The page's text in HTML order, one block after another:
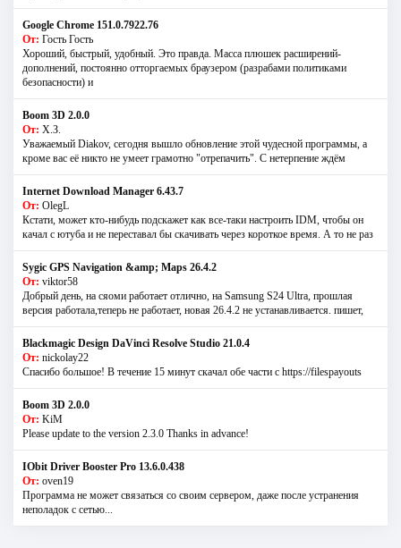
Google Chrome 151.0.7922.76
От: Гость Гость
Хороший, быстрый, удобный. Это правда. Масса плюшек расширений-
дополнений, постоянно отторгаемых браузером (разрабами политиками
безопасности) и
Boom 3D 2.0.0
От: Х.З.
Уважаемый Diakov, сегодня вышло обновление этой чудесной программы, а
кроме вас её никто не умеет грамотно "отрепачить". С нетерпение ждём
Internet Download Manager 6.43.7
От: OlegL
Кстати, может кто-нибудь подскажет как все-таки настроить IDM, чтобы он
качал с ютуба и не переставал бы скачивать через короткое время. А то не раз
Sygic GPS Navigation &amp; Maps 26.4.2
От: viktor58
Добрый день, на сяоми работает отлично, на Samsung S24 Ultra, прошлая
версия работала,теперь не работает, новая 26.4.2 не устанавливается. пишет,
Blackmagic Design DaVinci Resolve Studio 21.0.4
От: nickolay22
Спасибо большое! В течение 15 минут скачал обе части с https://filespayouts
Boom 3D 2.0.0
От: KiM
Please update to the version 2.3.0 Thanks in advance!
IObit Driver Booster Pro 13.6.0.438
От: oven19
Программа не может связаться со своим сервером, даже после устранения
неполадок с сетью...